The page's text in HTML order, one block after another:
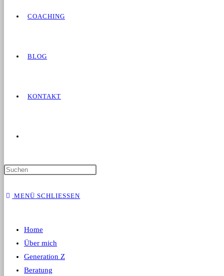
COACHING
BLOG
KONTAKT
MENÜ SCHLIESSEN
Home
Über mich
Generation Z
Beratung